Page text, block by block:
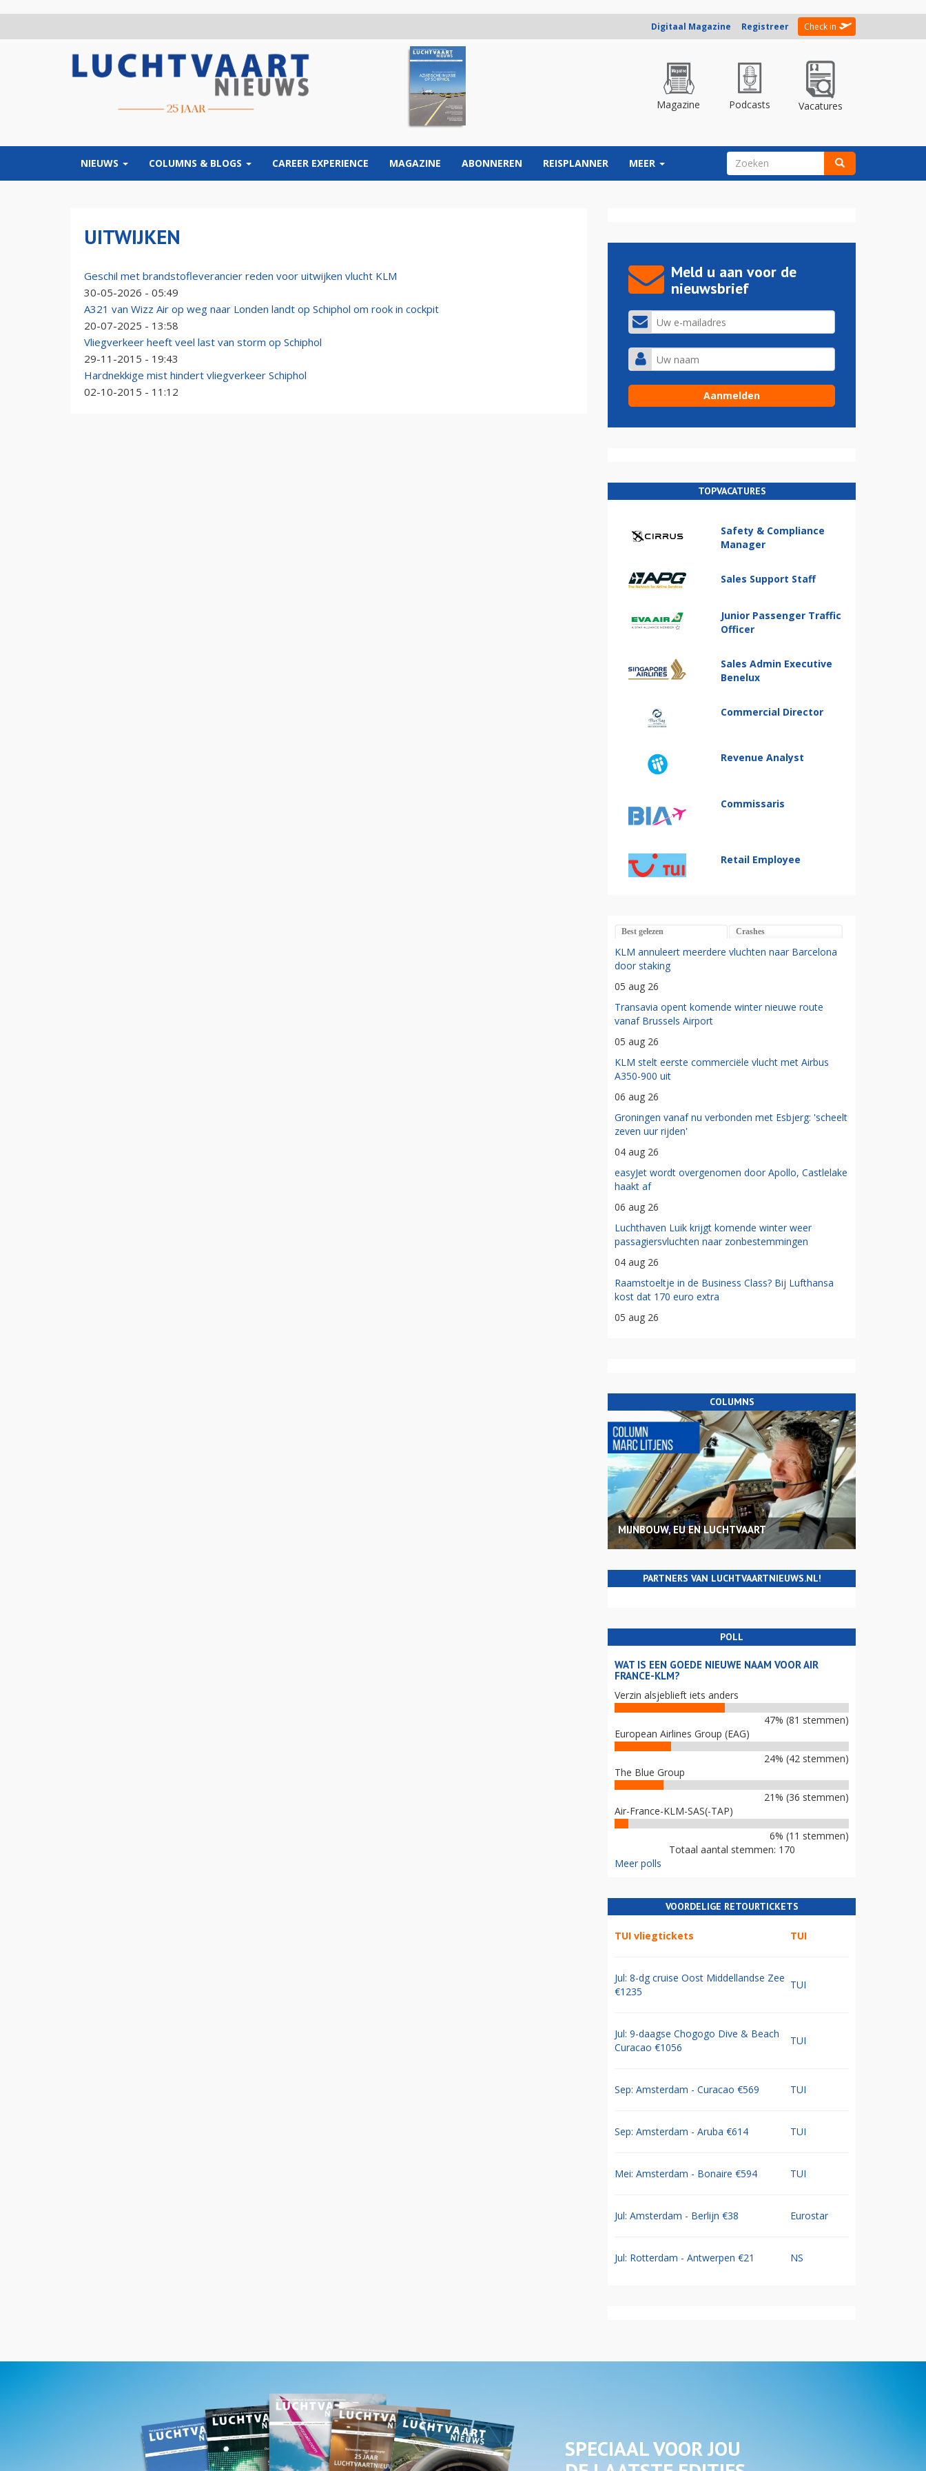
Digitaal Magazine Registreer Check in
Magazine Podcasts Vacatures
NIEUWS COLUMNS & BLOGS CAREER EXPERIENCE MAGAZINE ABONNEREN REISPLANNER MEER ZOEKVELD
UITWIJKEN
Geschil met brandstofleverancier reden voor uitwijken vlucht KLM
30-05-2026 - 05:49
A321 van Wizz Air op weg naar Londen landt op Schiphol om rook in cockpit
20-07-2025 - 13:58
Vliegverkeer heeft veel last van storm op Schiphol
29-11-2015 - 19:43
Hardnekkige mist hindert vliegverkeer Schiphol
02-10-2015 - 11:12
Meld u aan voor de
nieuwsbrief
TOPVACATURES
Safety & Compliance
Manager
Sales Support Staff
Junior Passenger Traffic
Officer
Sales Admin Executive
Benelux
Commercial Director
Revenue Analyst
Commissaris
Retail Employee
Best gelezen Crashes
KLM annuleert meerdere vluchten naar Barcelona
door staking
05 aug 26
Transavia opent komende winter nieuwe route
vanaf Brussels Airport
05 aug 26
KLM stelt eerste commerciële vlucht met Airbus
A350-900 uit
06 aug 26
Groningen vanaf nu verbonden met Esbjerg: 'scheelt
zeven uur rijden'
04 aug 26
easyJet wordt overgenomen door Apollo, Castlelake
haakt af
06 aug 26
Luchthaven Luik krijgt komende winter weer
passagiersvluchten naar zonbestemmingen
04 aug 26
Raamstoeltje in de Business Class? Bij Lufthansa
kost dat 170 euro extra
05 aug 26
COLUMNS
MIJNBOUW, EU EN LUCHTVAART
PARTNERS VAN LUCHTVAARTNIEUWS.NL!
POLL
WAT IS EEN GOEDE NIEUWE NAAM VOOR AIR
FRANCE-KLM?
Verzin alsjeblieft iets anders
47% (81 stemmen)
European Airlines Group (EAG)
24% (42 stemmen)
The Blue Group
21% (36 stemmen)
Air-France-KLM-SAS(-TAP)
6% (11 stemmen)
Totaal aantal stemmen: 170
Meer polls
VOORDELIGE RETOURTICKETS
TUI vliegtickets TUI
Jul: 8-dg cruise Oost Middellandse Zee
€1235
TUI
Jul: 9-daagse Chogogo Dive & Beach
Curacao €1056
TUI
Sep: Amsterdam - Curacao €569 TUI
Sep: Amsterdam - Aruba €614 TUI
Mei: Amsterdam - Bonaire €594 TUI
Jul: Amsterdam - Berlijn €38 Eurostar
Jul: Rotterdam - Antwerpen €21 NS
SPECIAAL VOOR JOU